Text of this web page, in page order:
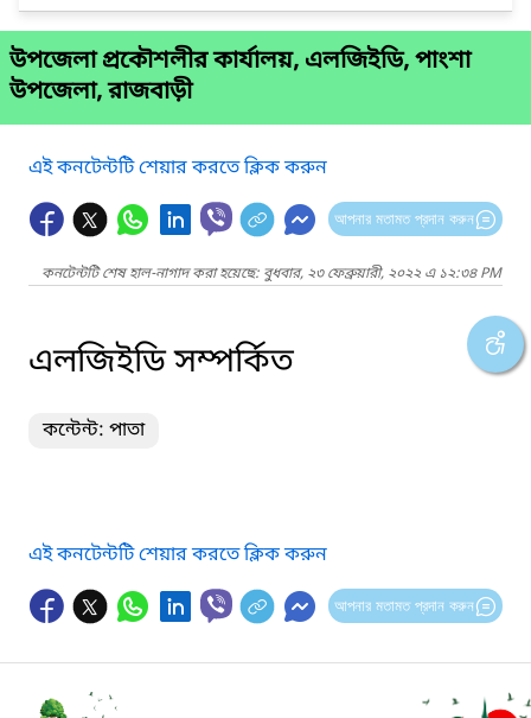
উপজেলা প্রকৌশলীর কার্যালয়, এলজিইডি, পাংশা
উপজেলা, রাজবাড়ী
এই কনটেন্টটি শেয়ার করতে ক্লিক করুন
আপনার মতামত প্রদান করুন
কনটেন্টটি শেষ হাল-নাগাদ করা হয়েছে: বুধবার, ২৩ ফেব্রুয়ারী, ২০২২ এ ১২:৩৪ PM
এলজিইডি সম্পর্কিত
কন্টেন্ট: পাতা
এই কনটেন্টটি শেয়ার করতে ক্লিক করুন
আপনার মতামত প্রদান করুন